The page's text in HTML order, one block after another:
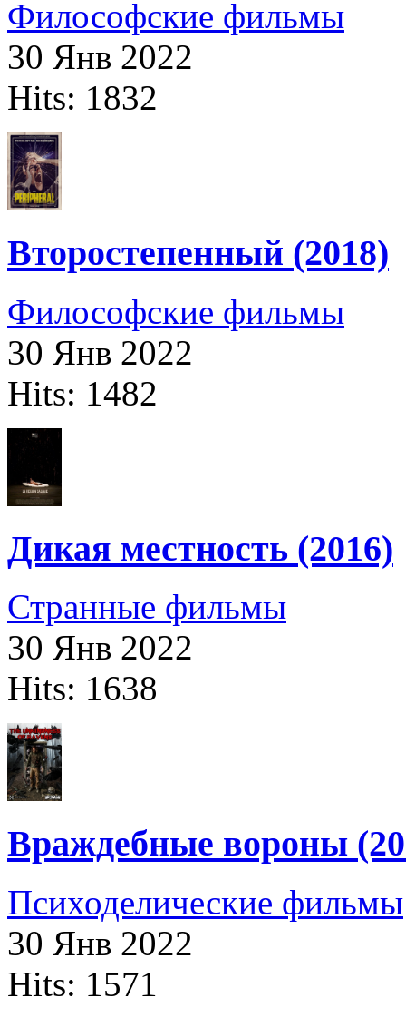
Философские фильмы
30 Янв 2022
Hits: 1832
Второстепенный (2018)
Философские фильмы
30 Янв 2022
Hits: 1482
Дикая местность (2016)
Странные фильмы
30 Янв 2022
Hits: 1638
Враждебные вороны
Психоделические фильмы
30 Янв 2022
Hits: 1571